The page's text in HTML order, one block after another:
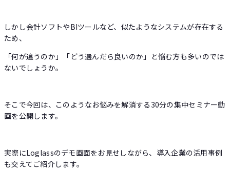
しかし会計ソフトやBIツールなど、似たようなシステムが存在する
ため、
「何が違うのか」「どう選んだら良いのか」と悩む方も多いのでは
ないでしょうか。
そこで今回は、このようなお悩みを解消する30分の集中セミナー動
画を公開します。
実際にLoglassのデモ画面をお見せしながら、導入企業の活用事例
も交えてご紹介します。